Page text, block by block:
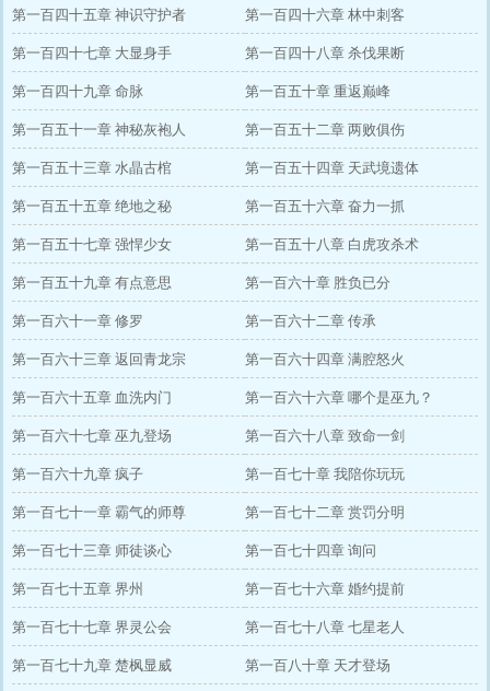
第一百四十五章 神识守护者 第一百四十六章 林中刺客
第一百四十七章 大显身手 第一百四十八章 杀伐果断
第一百四十九章 命脉 第一百五十章 重返巅峰
第一百五十一章 神秘灰袍人 第一百五十二章 两败俱伤
第一百五十三章 水晶古棺 第一百五十四章 天武境遗体
第一百五十五章 绝地之秘 第一百五十六章 奋力一抓
第一百五十七章 强悍少女 第一百五十八章 白虎攻杀术
第一百五十九章 有点意思 第一百六十章 胜负已分
第一百六十一章 修罗 第一百六十二章 传承
第一百六十三章 返回青龙宗 第一百六十四章 满腔怒火
第一百六十五章 血洗内门 第一百六十六章 哪个是巫九？
第一百六十七章 巫九登场 第一百六十八章 致命一剑
第一百六十九章 疯子 第一百七十章 我陪你玩玩
第一百七十一章 霸气的师尊 第一百七十二章 赏罚分明
第一百七十三章 师徒谈心 第一百七十四章 询问
第一百七十五章 界州 第一百七十六章 婚约提前
第一百七十七章 界灵公会 第一百七十八章 七星老人
第一百七十九章 楚枫显威 第一百八十章 天才登场